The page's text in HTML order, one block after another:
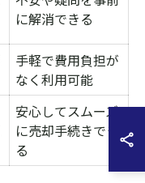
に解消できる
手軽で費用負担が
なく利用可能
安心してスムーズ
に売却手続きでき
る